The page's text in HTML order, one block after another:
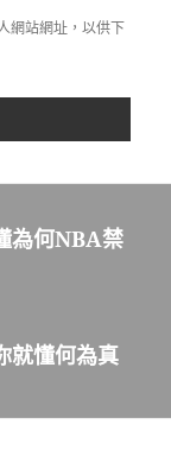
網站網址，以供下
為何NBA禁
就懂何為真